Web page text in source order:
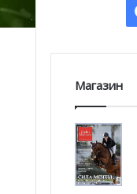
Магазин